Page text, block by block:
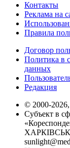
Контакты
Реклама на
Правила
Договор
Политика в
данных
Редакция
© 2000-
Субъект в